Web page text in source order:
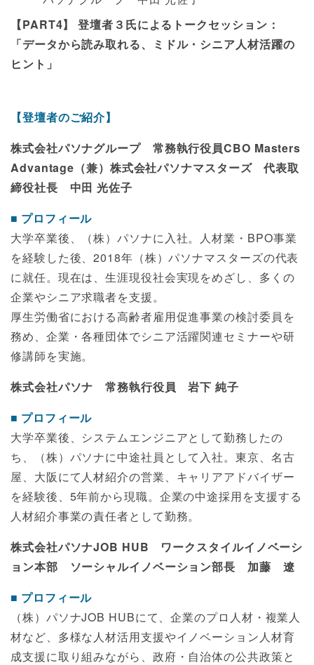
【PART4】 登壇者３氏によるトークセッション：
「データから読み取れる、ミドル・シニア人材活躍の
ヒント」
【登壇者のご紹介】
株式会社パソナグループ 常務執行役員CBO Masters
Advantage（兼）株式会社パソナマスターズ 代表取
締役社長 中田 光佐子
プロフィール
大学卒業後、（株）パソナに入社。人材業・BPO事業
を経験した後、2018年（株）パソナマスターズの代表
に就任。現在は、生涯現役社会実現をめざし、多くの
企業やシニア求職者を支援。
厚生労働省における高齢者雇用促進事業の検討委員を
務め、企業・各種団体でシニア活躍関連セミナーや研
修講師を実施。
株式会社パソナ 常務執行役員 岩下 純子
プロフィール
大学卒業後、システムエンジニアとして勤務したの
ち、（株）パソナに中途社員として入社。東京、名古
屋、大阪にて人材紹介の営業、キャリアアドバイザー
を経験後、5年前から現職。企業の中途採用を支援する
人材紹介事業の責任者として勤務。
株式会社パソナJOB HUB ワークスタイルイノベーシ
ョン本部 ソーシャルイノベーション部長 加藤 遼
プロフィール
（株）パソナJOB HUBにて、企業のプロ人材・複業人
材など、多様な人材活用支援やイノベーション人材育
成支援に取り組みながら、政府・自治体の公共政策と